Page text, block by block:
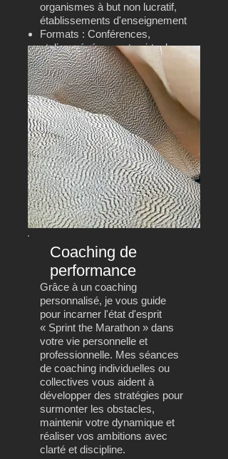
organismes à but non lucratif,
établissements d'enseignement
Formats : Conférences,
ateliers, événements virtuels ou
en personne
Coaching de
performance
Grâce à un coaching
personnalisé, je vous guide
pour incarner l'état d'esprit
« Sprint the Marathon » dans
votre vie personnelle et
professionnelle. Mes séances
de coaching individuelles ou
collectives vous aident à
développer des stratégies pour
surmonter les obstacles,
maintenir votre dynamique et
réaliser vos ambitions avec
clarté et discipline.